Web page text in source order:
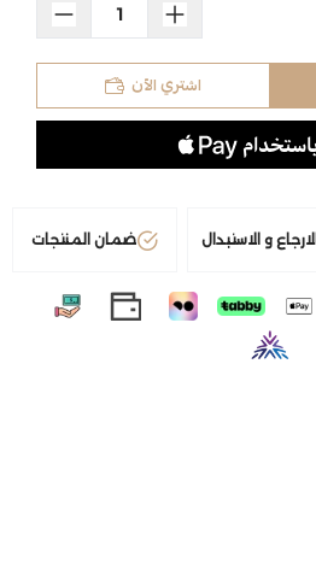
اشتري الآن
الارجاع و الاستبدال ضمان المنتجات